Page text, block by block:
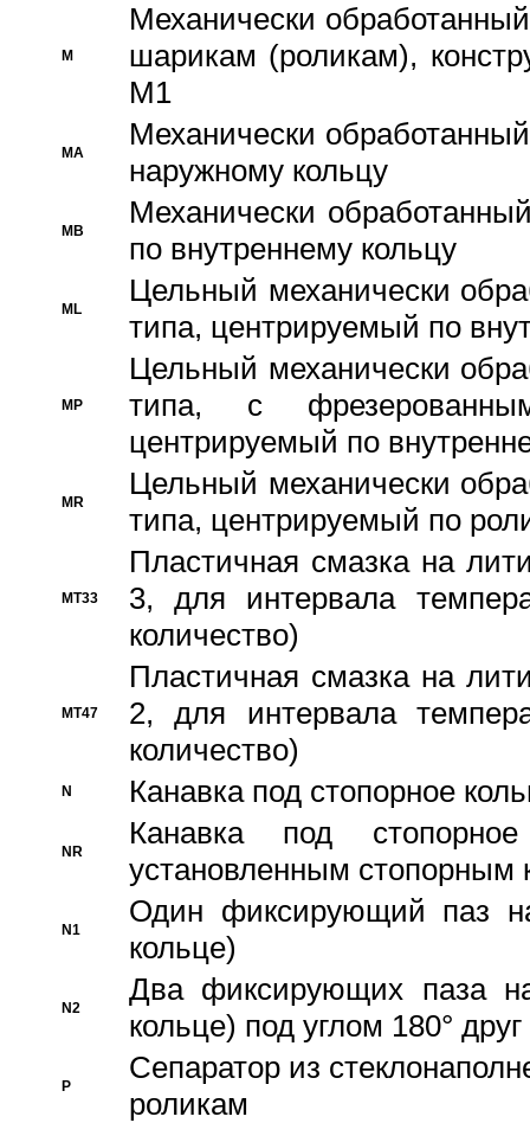
M
Механически
шарикам (роликам),
M1
MA
Механически
наружному кольцу
MB
Механически
по внутреннему кольцу
ML
Цельный механически
типа, центрируемый по
MP
Цельный механически
типа, с
центрируемый по
MR
Цельный механически
типа, центрируемый по
MT33
Пластичная смазка на
3, для интервала
количество)
MT47
Пластичная смазка на
2, для интервала
количество)
N Канавка под стопорное
NR
Канавка под
установленным стопорным
N1
Один фиксирующий паз
кольце)
N2
Два фиксирующих паза
кольце) под углом 180° друг
P
Cепаратор из
роликам